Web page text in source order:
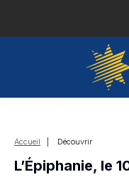
Accueil | Découvrir
L’Épiphanie, le